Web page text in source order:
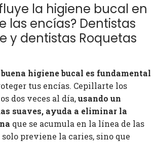
la higiene bucal en
las encías? Dentistas
y dentistas Roquetas
higiene bucal es fundamental
tus encías. Cepillarte los
dos veces al día,usando un
suaves, ayuda a eliminar la
que se acumula en la línea de las
solo previene la caries, sino que